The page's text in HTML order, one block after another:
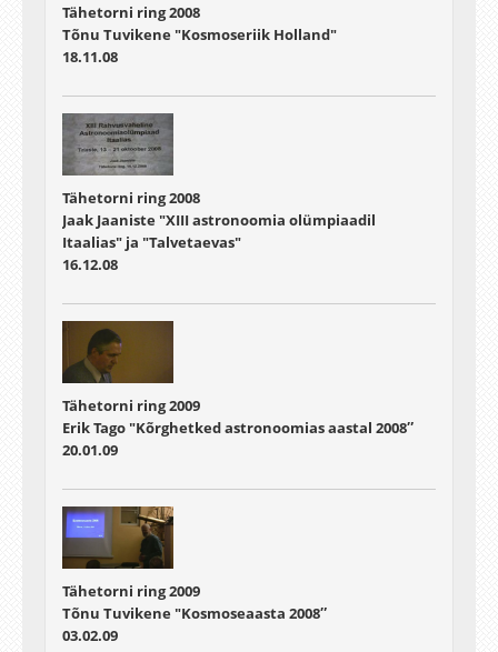
Tähetorni ring 2008
Tõnu Tuvikene "Kosmoseriik Holland"
18.11.08
Tähetorni ring 2008
Jaak Jaaniste "XIII astronoomia olümpiaadil
Itaalias" ja "Talvetaevas"
16.12.08
Tähetorni ring 2009
Erik Tago "Kõrghetked astronoomias aastal 2008″
20.01.09
Tähetorni ring 2009
Tõnu Tuvikene "Kosmoseaasta 2008″
03.02.09